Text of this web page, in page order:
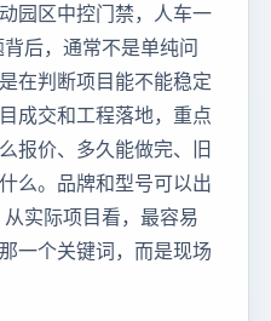
园区中控门禁，人车一
后，通常不是单纯问
在判断项目能不能稳定
成交和工程落地，重点
报价、多久能做完、旧
么。品牌和型号可以出
实际项目看，最容易
一个关键词，而是现场